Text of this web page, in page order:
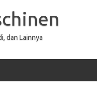
dan Lainnya